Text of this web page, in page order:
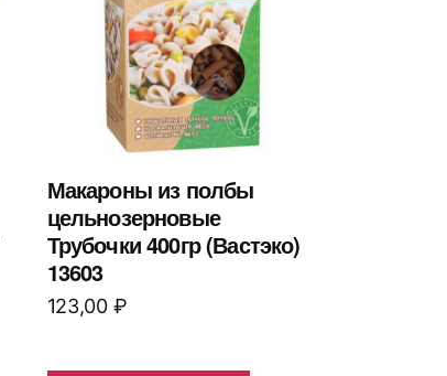
Макароны из полбы
цельнозерновые
Трубочки 400гр (Вастэко)
13603
123,00 ₽